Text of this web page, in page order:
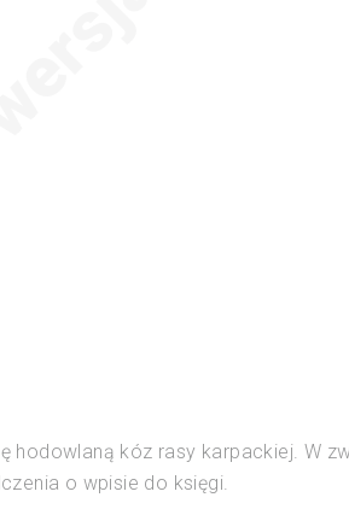
hodowlaną kóz rasy karpackiej. W
o wpisie do księgi.